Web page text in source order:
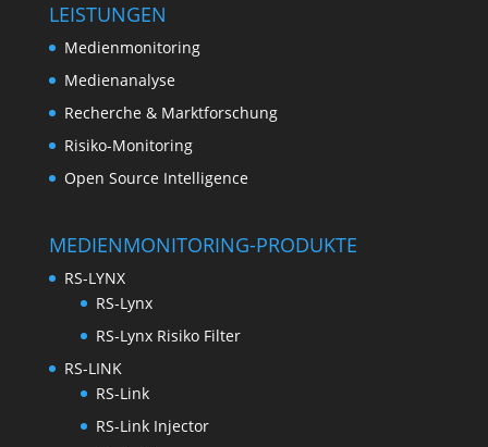
LEISTUNGEN
Medienmonitoring
Medienanalyse
Recherche & Marktforschung
Risiko-Monitoring
Open Source Intelligence
MEDIENMONITORING-PRODUKTE
RS-LYNX
RS-Lynx
RS-Lynx Risiko Filter
RS-LINK
RS-Link
RS-Link Injector